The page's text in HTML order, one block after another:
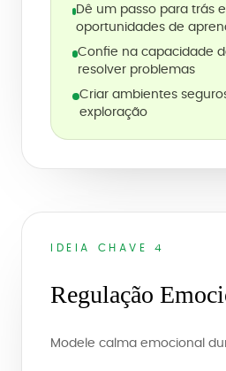
Dê um passo para trás
oportunidades de
Confie na capacidade
resolver problemas
Criar ambientes
exploração
IDEIA CHAVE 4
Regulação
Modele calma emocional